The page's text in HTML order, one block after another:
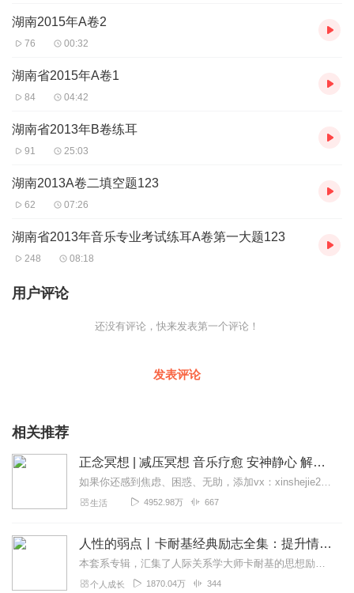
湖南2015年A卷2
76 00:32
湖南省2015年A卷1
84 04:42
湖南省2013年B卷练耳
91 25:03
湖南2013A卷二填空题123
62 07:26
湖南省2013年音乐专业考试练耳A卷第一大题123
248 08:18
用户评论
还没有评论，快来发表第一个评论！
发表评论
相关推荐
正念冥想 | 减压冥想 音乐疗愈 安神静心 解郁降噪
如果你还感到焦虑、困惑、无助，添加vx：xinshejie2018、vx公众号：宣萱心伴，与主播宣萱开启心灵交流之旅，共建温暖的精神家园！如果你喜欢我的内容，请...
生活 4952.98万 667
人性的弱点丨卡耐基经典励志全集：提升情商和沟通技巧
本套系专辑，汇集了人际关系学大师卡耐基的思想励志精华，收录《人性的弱点》《人性的优点》《语言的突破》《美好的人生》《快乐的人生》等所有经典！是卡耐基的经典合辑，...
个人成长 1870.04万 344